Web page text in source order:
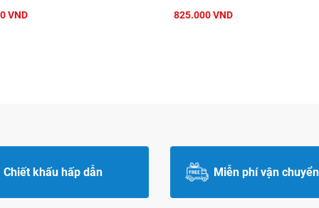
VND 825.000 VND
Chiết khấu hấp dẫn Miễn phí vận chuyển